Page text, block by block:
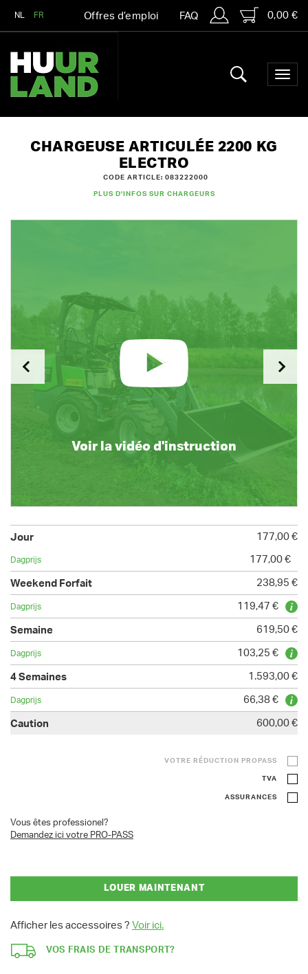
NL FR Offres d’emploi FAQ 0,00 €
CHARGEUSE ARTICULÉE 2200 KG
ELECTRO
CODE ARTICLE: 083222000
PLUS D'INFOS SUR CHARGEURS
Voir la vidéo d'instruction
177,00 €
177,00 €
238,95 €
119,47 €
619,50 €
103,25 €
1.593,00 €
66,38 €
600,00 €
VOTRE RÉDUCTION PROPASS
TVA
ASSURANCES
Vous êtes professionel?
Demandez ici votre PRO-PASS
LOUER MAINTENANT
Afficher les accessoires ? Voir ici.
VOS FRAIS DE TRANSPORT?